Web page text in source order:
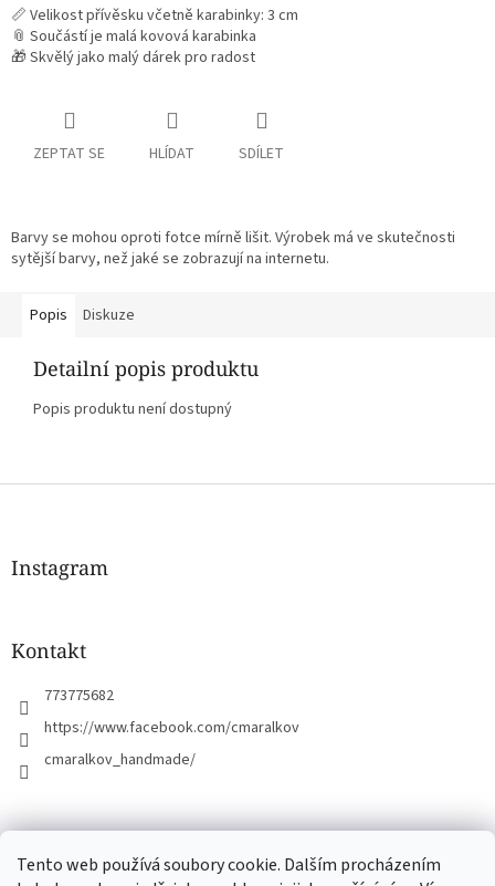
Tento web používá soubory cookie. Dalším procházením
📏 Velikost přívěsku včetně karabinky: 3 cm
📎 Součástí je malá kovová karabinka
🎁 Skvělý jako malý dárek pro radost
ZEPTAT SE HLÍDAT SDÍLET
Barvy se mohou oproti fotce mírně lišit. Výrobek má ve skutečnosti
sytější barvy, než jaké se zobrazují na internetu.
Popis Diskuze
Detailní popis produktu
Popis produktu není dostupný
Z
Instagram
Kontakt
773775682
https://www.facebook.com/cmaralkov
cmaralkov_handmade/